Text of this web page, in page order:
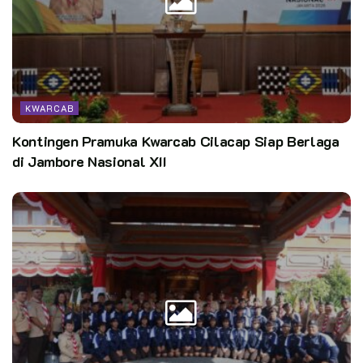
adalah salad buah.
Aktif di kepramukaan dan setiap hari memasak membuat saya
semakin pintar memasak. Saya cari tahu resep dari mana-
mana, kemudian saya buat.
tradisional, di antaranya lapis legit, engkak ketan, dan aneka
bolu. Sekarang bertambah dengan makanan ringan seperti
cireng isi dan donat, juga minuman jelly. Jika tidak ada yang
order kue, biasanya saya buat nasi kuning, kwetiau, atau nasi
goreng. Terus saya foto dan biasanya pasang status di
medsos. Hanya ganti status di WA saja sudah pada pesan.
Jika ada yang bertanya: “Bagaimana kakak menentukan ini lho
kue yang mau saya jual?” Saya akan jawab: “Melihat situasi
kondisi. Tergantung cuaca juga, dan melihat kalender. Kalau
tanggal tua, jualannya yang terjangkau dengan kantong.
KWARCAB
Kontingen Pramuka Kwarcab Cilacap Siap Berlaga
di Jambore Nasional XII